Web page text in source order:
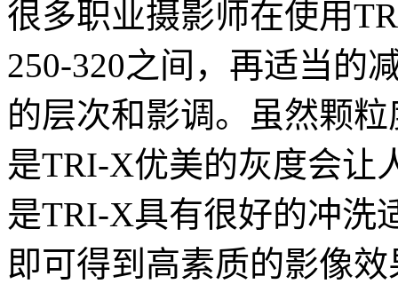
很多职业摄影师在使用
250-320之间，再适当的
的层次和影调。虽然颗
是TRI-X优美的灰度会让
是TRI-X具有很好的冲洗
即可得到高素质的影像效